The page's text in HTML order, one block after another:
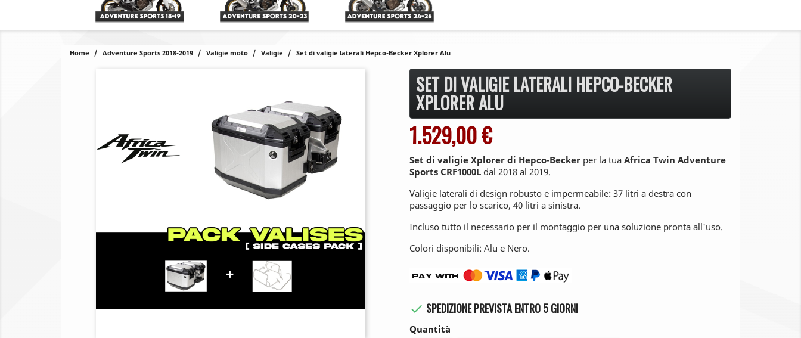
Home Adventure Sports 2018-2019 Valigie moto Valigie Set di valigie laterali Hepco-Becker Xplorer Alu
SET DI VALIGIE LATERALI HEPCO-BECKER
XPLORER ALU
1.529,00 €
Set di valigie Xplorer di Hepco-Becker per la tua Africa Twin Adventure
Sports CRF1000L dal 2018 al 2019.
Valigie laterali di design robusto e impermeabile: 37 litri a destra con
passaggio per lo scarico, 40 litri a sinistra.
Incluso tutto il necessario per il montaggio per una soluzione pronta all'uso.
Colori disponibili: Alu e Nero.
 SPEDIZIONE PREVISTA ENTRO 5 GIORNI
Quantità